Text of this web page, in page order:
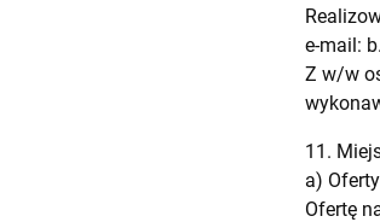
e-mail:
Z w/w
11.
a)
Ofertę